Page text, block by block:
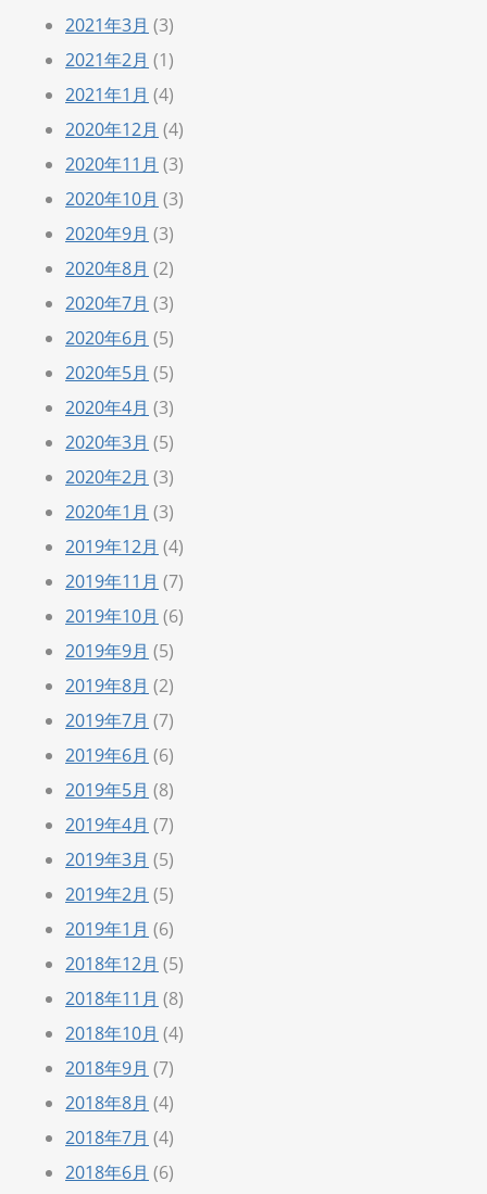
2021年3月 (3)
2021年2月 (1)
2021年1月 (4)
2020年12月 (4)
2020年11月 (3)
2020年10月 (3)
2020年9月 (3)
2020年8月 (2)
2020年7月 (3)
2020年6月 (5)
2020年5月 (5)
2020年4月 (3)
2020年3月 (5)
2020年2月 (3)
2020年1月 (3)
2019年12月 (4)
2019年11月 (7)
2019年10月 (6)
2019年9月 (5)
2019年8月 (2)
2019年7月 (7)
2019年6月 (6)
2019年5月 (8)
2019年4月 (7)
2019年3月 (5)
2019年2月 (5)
2019年1月 (6)
2018年12月 (5)
2018年11月 (8)
2018年10月 (4)
2018年9月 (7)
2018年8月 (4)
2018年7月 (4)
2018年6月 (6)